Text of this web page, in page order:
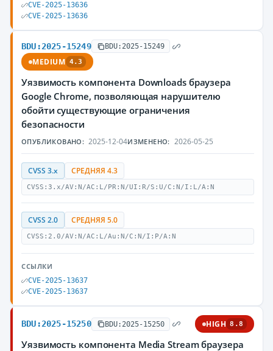
CVE-2025-13636
CVE-2025-13636
BDU:2025-15249 BDU:2025-15249
MEDIUM 4.3
Уязвимость компонента Downloads браузера
Google Chrome, позволяющая нарушителю
обойти существующие ограничения
безопасности
ОПУБЛИКОВАНО: 2025-12-04ИЗМЕНЕНО: 2026-05-25
CVSS 3.x СРЕДНЯЯ 4.3
CVSS:3.x/AV:N/AC:L/PR:N/UI:R/S:U/C:N/I:L/A:N
CVSS 2.0 СРЕДНЯЯ 5.0
CVSS:2.0/AV:N/AC:L/Au:N/C:N/I:P/A:N
ССЫЛКИ
CVE-2025-13637
CVE-2025-13637
BDU:2025-15250 BDU:2025-15250 HIGH 8.8
Уязвимость компонента Media Stream браузера